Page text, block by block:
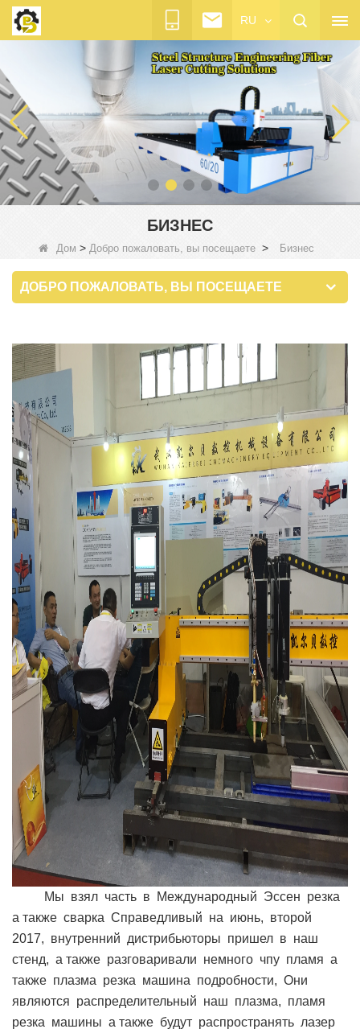
RU
БИЗНЕС
Дом > Добро пожаловать, вы посещаете> Бизнес
ДОБРО ПОЖАЛОВАТЬ, ВЫ ПОСЕЩАЕТЕ
Мы взял часть в Международный Эссен резка
а также сварка Справедливый на июнь, второй
2017, внутренний дистрибьюторы пришел в наш
стенд, а также разговаривали немного чпу пламя а
также плазма резка машина подробности, Oни
являются распределительный наш плазма, пламя
резка машины а также будут распространять лазер